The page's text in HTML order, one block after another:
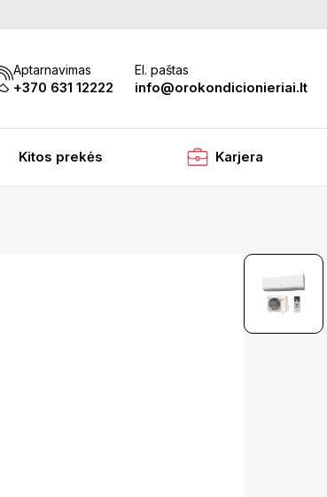
Aptarnavimas
+370 631 12222
El. paštas
info@orokondicionieriai.lt
Kitos prekės Karjera